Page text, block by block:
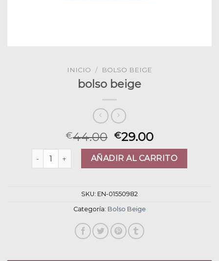
INICIO / BOLSO BEIGE
bolso beige
€44.00 €29.00
bolso beige cantidadAÑADIR AL CARRITO
SKU: EN-01550982
Categoría: Bolso Beige